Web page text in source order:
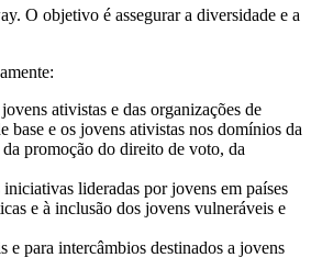
O objetivo é assegurar a diversidade e a
ativistas e das organizações de
base e os jovens ativistas nos domínios da
promoção do direito de voto, da
lideradas por jovens em países
e à inclusão dos jovens vulneráveis e
para intercâmbios destinados a jovens